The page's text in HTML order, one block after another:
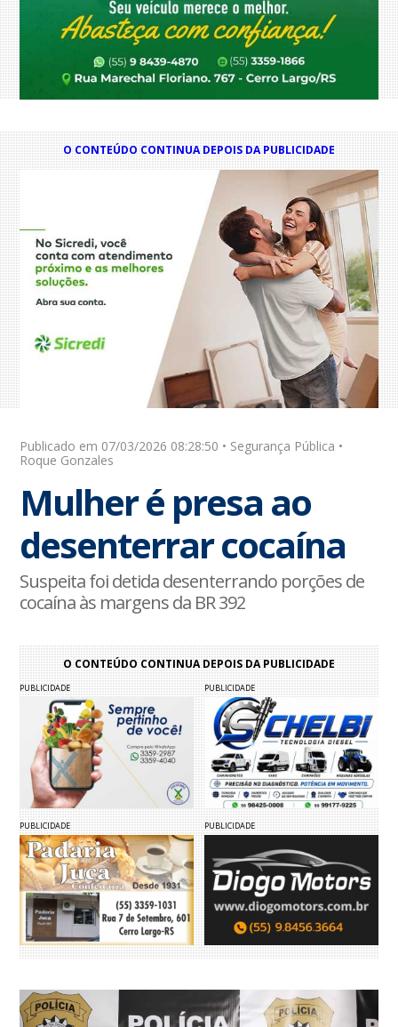
O CONTEÚDO CONTINUA DEPOIS DA PUBLICIDADE
Publicado em 07/03/2026 08:28:50 • Segurança Pública •
Roque Gonzales
Mulher é presa ao
desenterrar cocaína
Suspeita foi detida desenterrando porções de
cocaína às margens da BR 392
O CONTEÚDO CONTINUA DEPOIS DA PUBLICIDADE
PUBLICIDADE PUBLICIDADE
PUBLICIDADE PUBLICIDADE